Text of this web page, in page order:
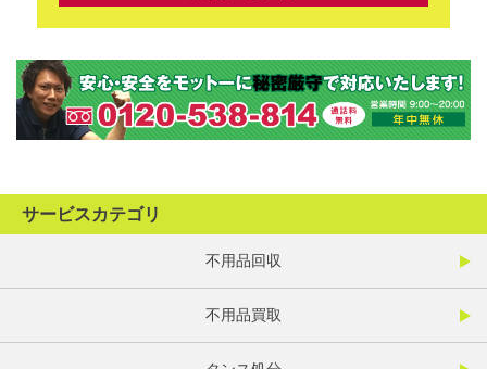
サービスカテゴリ
不用品回収
不用品買取